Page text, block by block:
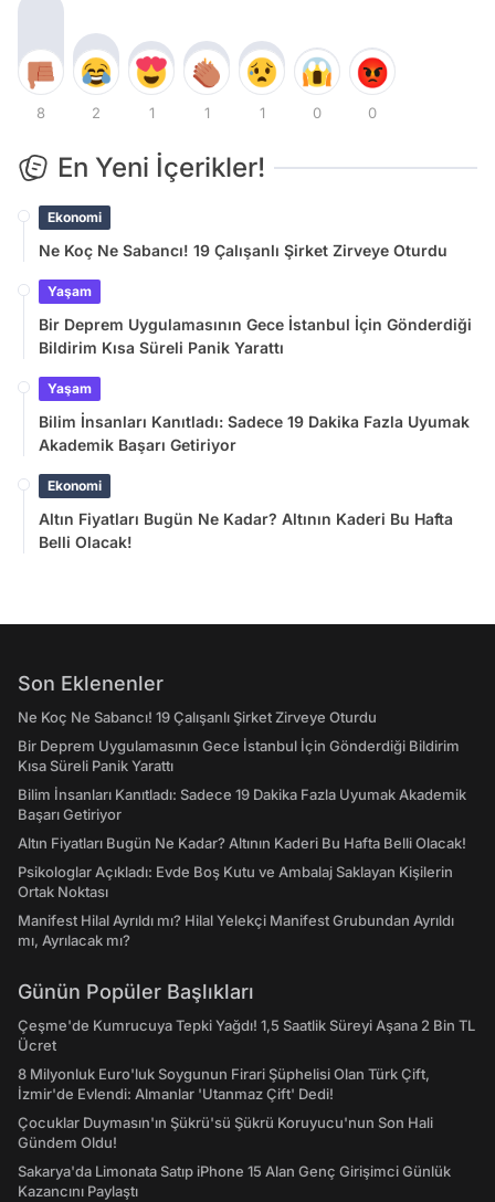
8 2 1 1 1 0 0
En Yeni İçerikler!
Ekonomi
Ne Koç Ne Sabancı! 19 Çalışanlı Şirket Zirveye Oturdu
Yaşam
Bir Deprem Uygulamasının Gece İstanbul İçin Gönderdiği
Bildirim Kısa Süreli Panik Yarattı
Yaşam
Bilim İnsanları Kanıtladı: Sadece 19 Dakika Fazla Uyumak
Akademik Başarı Getiriyor
Ekonomi
Altın Fiyatları Bugün Ne Kadar? Altının Kaderi Bu Hafta
Belli Olacak!
Son Eklenenler
Ne Koç Ne Sabancı! 19 Çalışanlı Şirket Zirveye Oturdu
Bir Deprem Uygulamasının Gece İstanbul İçin Gönderdiği Bildirim
Kısa Süreli Panik Yarattı
Bilim İnsanları Kanıtladı: Sadece 19 Dakika Fazla Uyumak Akademik
Başarı Getiriyor
Altın Fiyatları Bugün Ne Kadar? Altının Kaderi Bu Hafta Belli Olacak!
Psikologlar Açıkladı: Evde Boş Kutu ve Ambalaj Saklayan Kişilerin
Ortak Noktası
Manifest Hilal Ayrıldı mı? Hilal Yelekçi Manifest Grubundan Ayrıldı
mı, Ayrılacak mı?
Günün Popüler Başlıkları
Çeşme'de Kumrucuya Tepki Yağdı! 1,5 Saatlik Süreyi Aşana 2 Bin TL
Ücret
8 Milyonluk Euro'luk Soygunun Firari Şüphelisi Olan Türk Çift,
İzmir'de Evlendi: Almanlar 'Utanmaz Çift' Dedi!
Çocuklar Duymasın'ın Şükrü'sü Şükrü Koruyucu'nun Son Hali
Gündem Oldu!
Sakarya'da Limonata Satıp iPhone 15 Alan Genç Girişimci Günlük
Kazancını Paylaştı